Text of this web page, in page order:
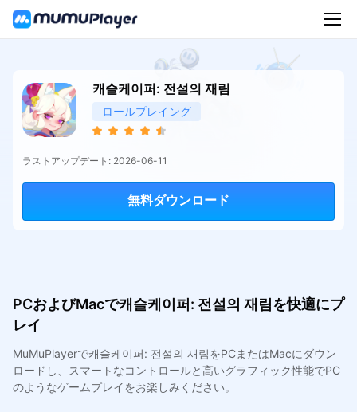
캐슬케이퍼: 전설의 재림
ロールプレイング
ラストアップデート: 2026-06-11
無料ダウンロード
PCおよびMacで캐슬케이퍼: 전설의 재림を快適にプ
レイ
MuMuPlayerで캐슬케이퍼: 전설의 재림をPCまたはMacにダウン
ロードし、スマートなコントロールと高いグラフィック性能でPC
のようなゲームプレイをお楽しみください。